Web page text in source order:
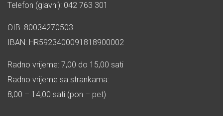
Telefon (glavni): 042 763 301
OIB: 80034270503
IBAN: HR5923400091818900002
Radno vrijeme: 7,00 do 15,00 sati
Radno vrijeme sa strankama:
8,00 – 14,00 sati (pon – pet)